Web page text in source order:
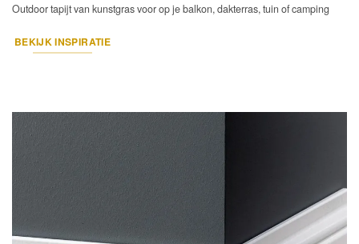
Outdoor tapijt van kunstgras voor op je balkon, dakterras, tuin of camping
BEKIJK INSPIRATIE